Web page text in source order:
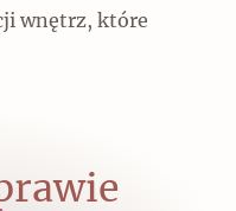
wnętrz, które